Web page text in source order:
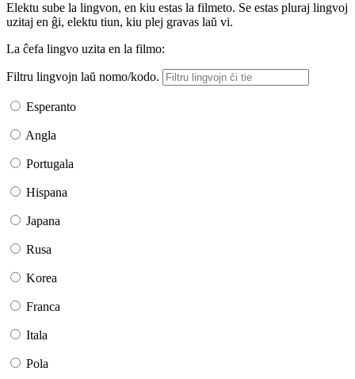
Elektu sube la lingvon, en kiu estas la filmeto. Se estas pluraj lingvoj
uzitaj en ĝi, elektu tiun, kiu plej gravas laŭ vi.
La ĉefa lingvo uzita en la filmo:
Filtru lingvojn laŭ nomo/kodo.
Esperanto
Angla
Portugala
Hispana
Japana
Rusa
Korea
Franca
Itala
Pola